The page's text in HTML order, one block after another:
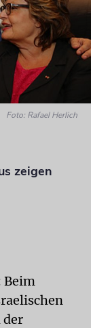
Foto: Rafael Herlich
zeigen
Beim
der